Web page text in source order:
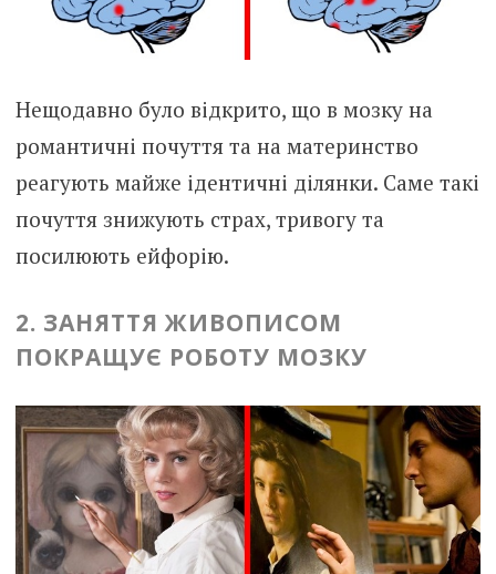
Нещодавно було відкрито, що в мозку на
романтичні почуття та на материнство
реагують майже ідентичні ділянки. Саме такі
почуття знижують страх, тривогу та
посилюють ейфорію.
2. ЗАНЯТТЯ ЖИВОПИСОМ
ПОКРАЩУЄ РОБОТУ МОЗКУ